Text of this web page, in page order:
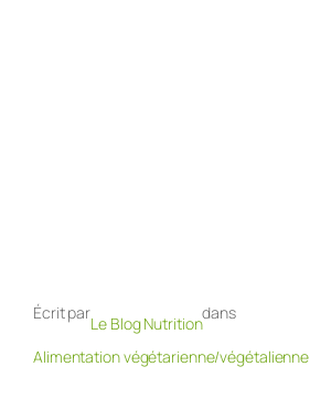
Écrit par
Le Blog Nutrition
dans
Alimentation végétarienne/végétalienne